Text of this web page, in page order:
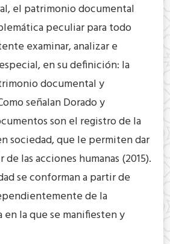
el patrimonio documental
peculiar para todo
examinar, analizar e
en su definición: la
documental y
señalan Dorado y
son el registro de la
sociedad, que le permiten dar
las acciones humanas (2015).
se conforman a partir de
de la
la que se manifiesten y